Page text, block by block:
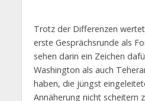
Trotz der Differenzen
erste Gesprächsrunde als
sehen darin ein Zeichen
Washington als auch
haben, die jüngst
Annäherung nicht scheitern